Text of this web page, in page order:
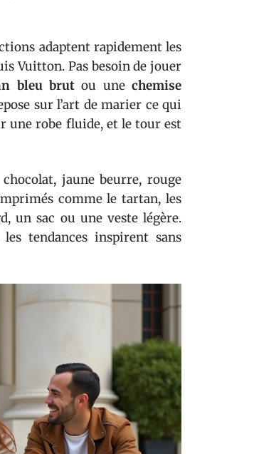
adaptent rapidement les
Vuitton. Pas besoin de jouer
bleu brutou unechemise
sur l’art de marier ce qui
une robe fluide, et le tour est
jaune beurre, rouge
comme le tartan, les
un sac ou une veste légère.
tendances inspirent sans